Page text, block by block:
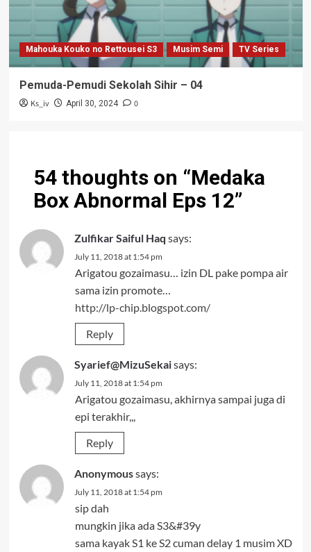
Mahouka Kouko no Rettousei S3 Musim Semi TV Series
Pemuda-Pemudi Sekolah Sihir – 04
Ks_iv April 30, 2024 0
54 thoughts on “Medaka
Box Abnormal Eps 12”
Zulfikar Saiful Haq says:
July 11, 2018 at 1:54 pm
Arigatou gozaimasu… izin DL pake pompa air
sama izin promote…
http://lp-chip.blogspot.com/
Reply
Syarief@MizuSekaisays:
July 11, 2018 at 1:54 pm
Arigatou gozaimasu, akhirnya sampai juga di
epi terakhir,,,
Reply
Anonymoussays:
July 11, 2018 at 1:54 pm
sip dah
mungkin jika ada S3&#39y
sama kayak S1 ke S2 cuman delay 1 musim XD